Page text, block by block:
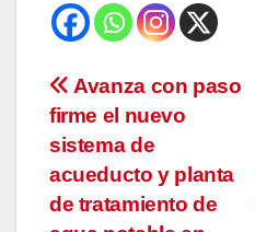
Navegación
de
entradas
Avanza con paso
firme el nuevo
sistema de
acueducto y planta
de tratamiento de